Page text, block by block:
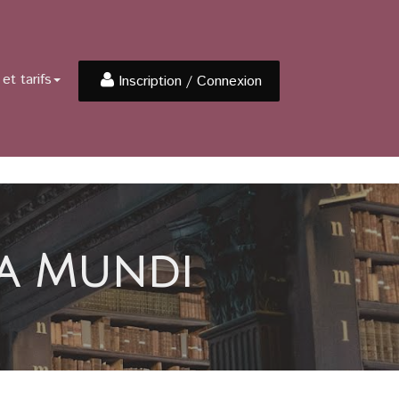
tarifs Inscription / Connexion
Mundi